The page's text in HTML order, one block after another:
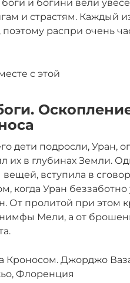
и богини вели
и страстям. Каждый
распри очень
с этой
дети подросли, Уран,
их в глубинах Земли.
вещей, вступила в
когда Уран беззаботно
От пролитой при этом
Мели, а от
Кроносом. Джорджо
Флоренция